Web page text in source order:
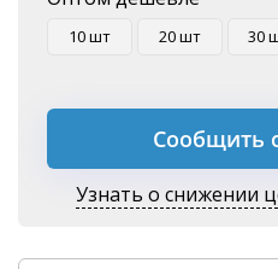
10 шт 20 шт 30
Сообщить
Узнать о снижении